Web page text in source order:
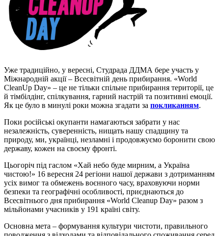
Уже традиційно, у вересні, Студрада ДДМА бере участь у
Міжнародній акції – Всесвітній день прибирання. «World
CleanUp Day» – це не тільки спільне прибирання території, це
й тімбілдінг, спілкування, гарний настрій та позитивні емоції.
Як це було в минулі роки можна згадати за покликанням.
Поки російські окупанти намагаються забрати у нас
незалежність, суверенність, нищать нашу спадщину та
природу, ми, українці, незламні і продовжуємо боронити свою
державу, кожен на своєму фронті.
Цьогоріч під гаслом «Хай небо буде мирним, а Україна
чистою!» 16 вересня 24 регіони нашої держави з дотриманням
усіх вимог та обмежень воєнного часу, враховуючи норми
безпеки та географічні особливості, приєднаються до
Всесвітнього дня прибирання «World Cleanup Day» разом з
мільйонами учасників у 191 країні світу.
Основна мета – формування культури чистоти, правильного